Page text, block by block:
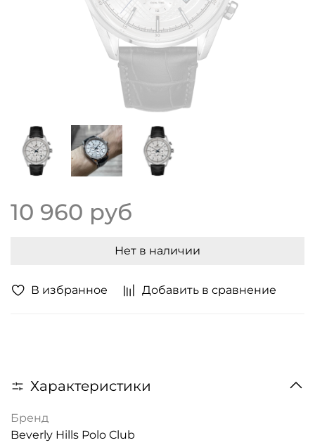
В избранное Добавить в сравнение
10 960 руб
Нет в наличии
Характеристики
Бренд
Beverly Hills Polo Club